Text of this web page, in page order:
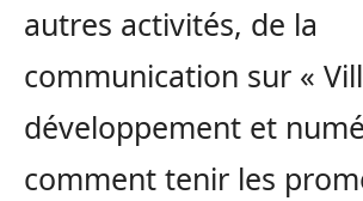
autres activités, de la
communication sur «
développement et
comment tenir les